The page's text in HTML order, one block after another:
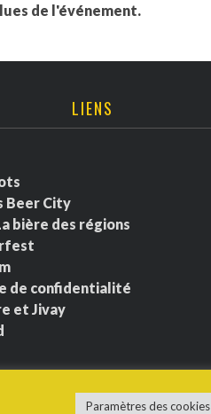
de l'événement.
LIENS
Beer City
bière des régions
de confidentialité
et Jivay
Paramètres des cookies